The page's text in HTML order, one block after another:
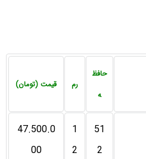
حافظ
ه
رم قیمت (تومان)
51
2
1
2
47.500.0
00